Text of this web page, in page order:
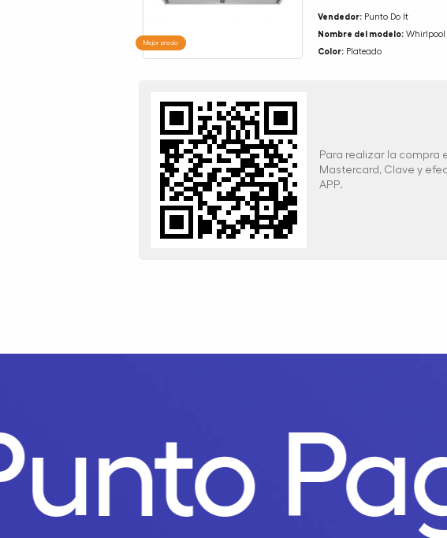
Mejor precio
Vendedor:Punto Do It
Nombre del modelo:Whirlpool
Color:Plateado
Para realizar la compra
Mastercard, Clave y
APP.
Punto